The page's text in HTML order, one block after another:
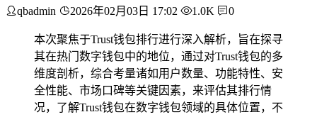
qbadmin 2026年02月03日 17:02 1.0K 0
本次聚焦于Trust钱包排行进行深入解析，旨在探寻
其在热门数字钱包中的地位，通过对Trust钱包的多
维度剖析，综合考量诸如用户数量、功能特性、安
全性能、市场口碑等关键因素，来评估其排行情
况，了解Trust钱包在数字钱包领域的具体位置，不